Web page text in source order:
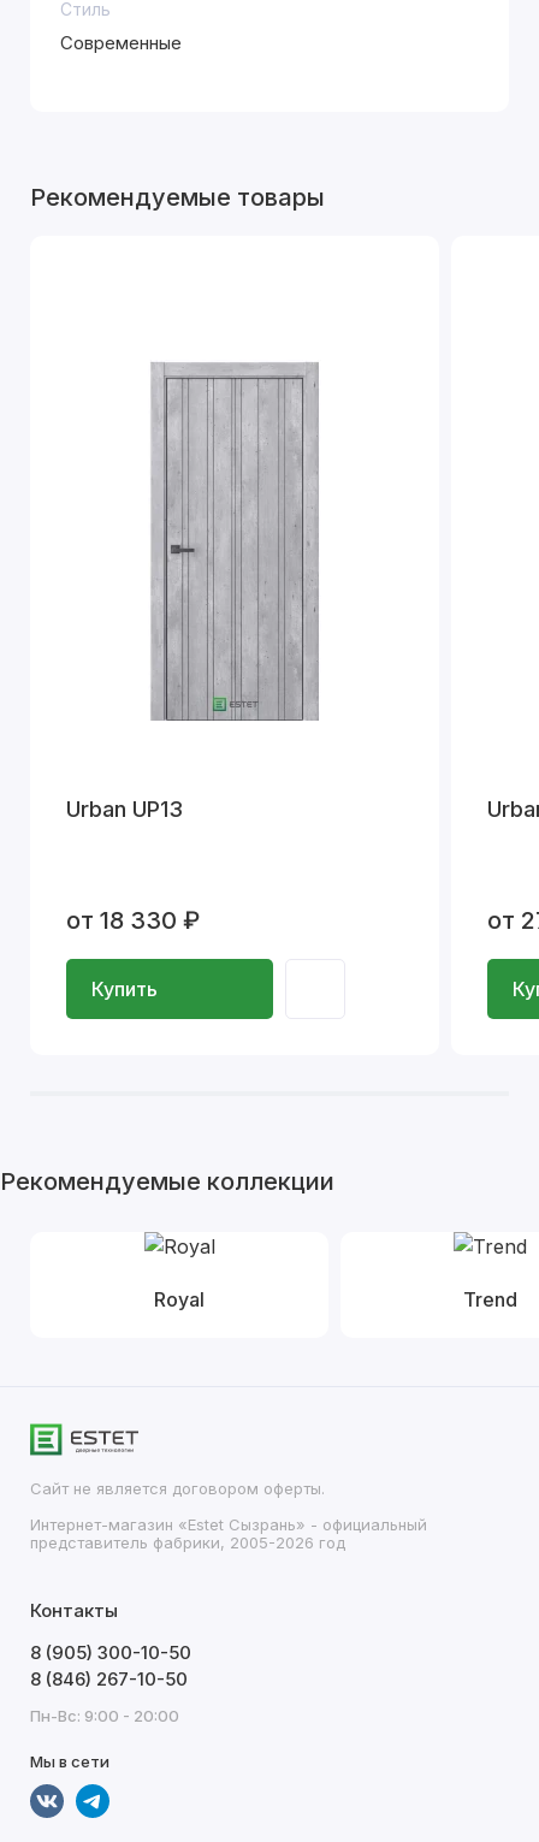
Стиль
Современные
Рекомендуемые товары
Urban UP13
от 18 330 ₽
Купить
от
Рекомендуемые коллекции
Royal Trend
Сайт не является договором оферты.
Интернет-магазин «Estet Сызрань» - официальный
представитель фабрики, 2005-2026 год
Контакты
8 (905) 300-10-50
8 (846) 267-10-50
Пн-Вс: 9:00 - 20:00
Мы в сети